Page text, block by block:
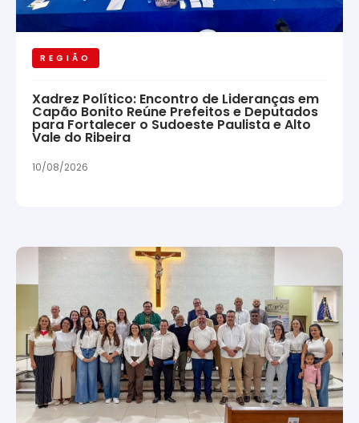
REGIÃO
Xadrez Político: Encontro de Lideranças em
Capão Bonito Reúne Prefeitos e Deputados
para Fortalecer o Sudoeste Paulista e Alto
Vale do Ribeira
10/08/2026